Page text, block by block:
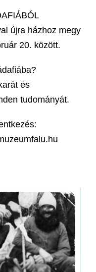
újra házhoz megy
20. között.
és
tudományát.